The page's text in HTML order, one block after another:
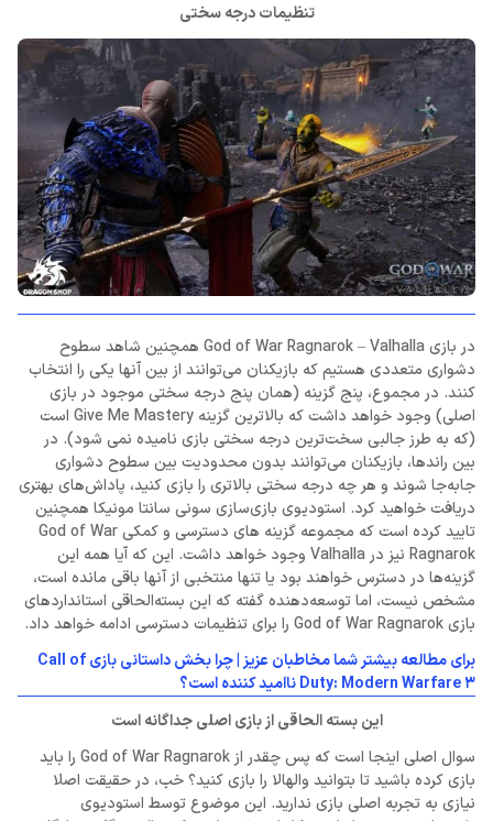
تنظیمات درجه سختی
در بازی God of War Ragnarok – Valhalla همچنین شاهد سطوح
دشواری متعددی هستیم که بازیکنان می‌توانند از بین آنها یکی را انتخاب
کنند. در مجموع، پنج گزینه (همان پنج درجه سختی موجود در بازی
اصلی) وجود خواهد داشت که بالاترین گزینه Give Me Mastery است
(که به طرز جالبی سخت‌ترین درجه سختی بازی نامیده نمی شود). در
بین راندها، بازیکنان می‌توانند بدون محدودیت بین سطوح دشواری
جابه‌جا شوند و هر چه درجه سختی بالاتری را بازی کنید، پاداش‌های بهتری
دریافت خواهید کرد. استودیوی بازی‌سازی سونی سانتا مونیکا همچنین
تایید کرده است که مجموعه گزینه های دسترسی و کمکی God of War
Ragnarok نیز در Valhalla وجود خواهد داشت. این که آیا همه این
گزینه‌ها در دسترس خواهند بود یا تنها منتخبی از آنها باقی مانده است،
مشخص نیست، اما توسعه‌دهنده گفته که این بسته‌الحاقی استانداردهای
بازی God of War Ragnarok را برای تنظیمات دسترسی ادامه خواهد داد.
برای مطالعه بیشتر شما مخاطبان عزیز | چرا بخش داستانی بازی Call of
Duty: Modern Warfare 3 ناامید کننده است؟
این بسته الحاقی از بازی اصلی جداگانه است
سوال اصلی اینجا است که پس چقدر از God of War Ragnarok را باید
بازی کرده باشید تا بتوانید والهالا را بازی کنید؟ خب، در حقیقت اصلا
نیازی به تجربه اصلی بازی ندارید. این موضوع توسط استودیوی